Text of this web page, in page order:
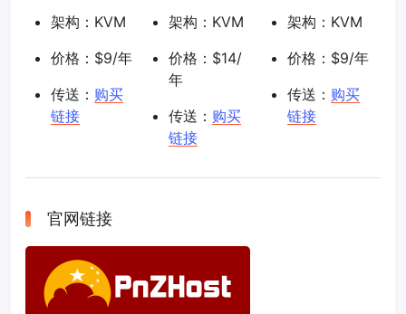
架构：KVM
价格：$9/年
传送： 购买
链接
架构：KVM
价格：$14/
年
传送： 购买
链接
架构：KVM
价格：$9/年
传送： 购买
链接
官网链接